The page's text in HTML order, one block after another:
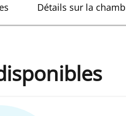
Détails sur la